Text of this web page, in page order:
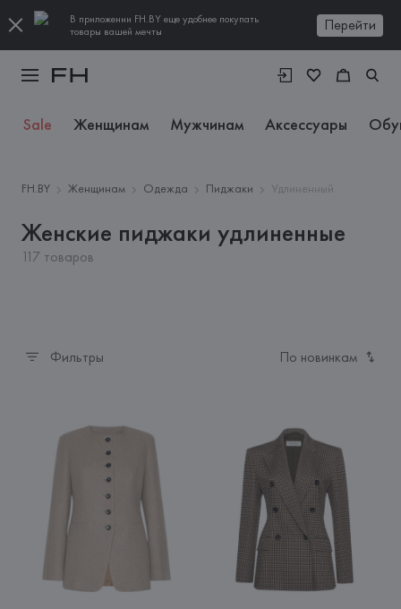
В приложении FH.BY еще удобнее покупать
товары вашей мечты
Перейти
Sale Женщинам Мужчинам Аксессуары
FH.BY Женщинам Одежда Пиджаки Удлиненный
Женские пиджаки удлиненные
117 товаров
Фильтры По новинкам